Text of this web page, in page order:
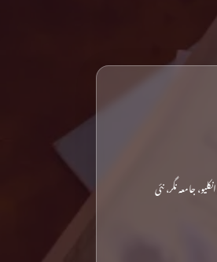
ابوالفضل انکلیو، جامعہ نگر، نئی